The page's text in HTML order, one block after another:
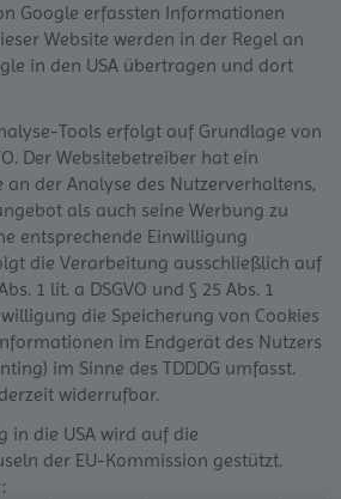
Google erfassten Informationen
Website werden in der Regel an
in den USA übertragen und dort
Tools erfolgt auf Grundlage von
Der Websitebetreiber hat ein
an der Analyse des Nutzerverhaltens,
als auch seine Werbung zu
entsprechende Einwilligung
die Verarbeitung ausschließlich auf
1 lit. a DSGVO und § 25 Abs. 1
die Speicherung von Cookies
im Endgerät des Nutzers
im Sinne des TDDDG umfasst.
widerrufbar.
in die USA wird auf die
der EU-Kommission gestützt.